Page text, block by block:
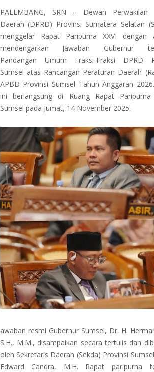
PALEMBANG, SRN – Dewan Perwakilan
Daerah (DPRD) Provinsi Sumatera Selatan
menggelar Rapat Paripurna XXVI dengan
mendengarkan Jawaban Gubernur
Pandangan Umum Fraksi-Fraksi DPRD
Sumsel atas Rancangan Peraturan Daerah
APBD Provinsi Sumsel Tahun Anggaran
ini berlangsung di Ruang Rapat Paripurna
Sumsel pada Jumat, 14 November 2025.
awaban resmi Gubernur Sumsel, Dr. H.
S.H., M.M., disampaikan secara tertulis dan
oleh Sekretaris Daerah (Sekda) Provinsi
Edward Candra, M.H. Rapat paripurna